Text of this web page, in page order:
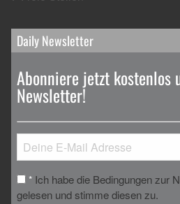
Daily Newsletter
Abonniere jetzt kostenlos
Newsletter!
* Ich habe die Bedingungen zur
gelesen und stimme diesen zu.